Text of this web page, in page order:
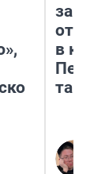
в
там